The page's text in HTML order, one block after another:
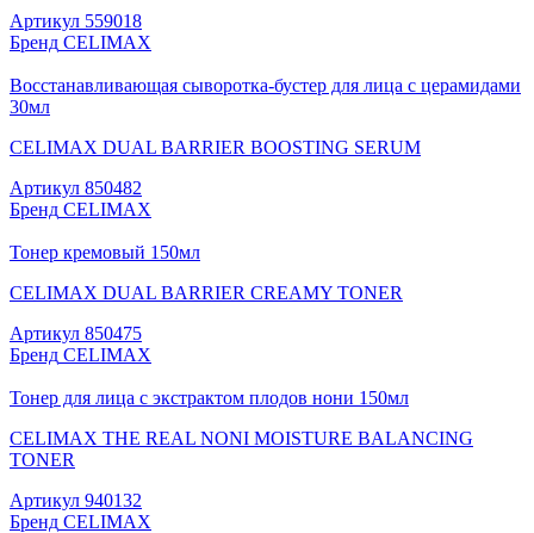
Артикул 559018
Бренд CELIMAX
Восстанавливающая сыворотка-бустер для лица с церамидами
30мл
CELIMAX DUAL BARRIER BOOSTING SERUM
Артикул 850482
Бренд CELIMAX
Тонер кремовый 150мл
CELIMAX DUAL BARRIER CREAMY TONER
Артикул 850475
Бренд CELIMAX
Тонер для лица с экстрактом плодов нони 150мл
CELIMAX THE REAL NONI MOISTURE BALANCING
TONER
Артикул 940132
Бренд CELIMAX